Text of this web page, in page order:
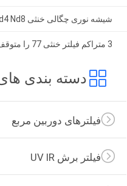
شیشه نوری چگالی خنثی 1.1mm Nd2 Nd4 Nd8 فیلتر 37 میلی متر
3 متراکم فیلتر خنثی 77 را متوقف کنید
دسته بندی
فیلترهای دوربین مربع
فیلتر برش UV IR